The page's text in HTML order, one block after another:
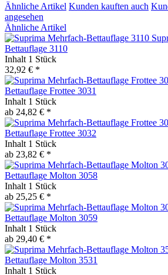
Ähnliche Artikel Kunden kauften auch
angesehen
Ähnliche Artikel
Bettauflage 3110
Inhalt 1 Stück
32,92 € *
Bettauflage Frottee 3031
Inhalt 1 Stück
ab 24,82 € *
Bettauflage Frottee 3032
Inhalt 1 Stück
ab 23,82 € *
Bettauflage Molton 3058
Inhalt 1 Stück
ab 25,25 € *
Bettauflage Molton 3059
Inhalt 1 Stück
ab 29,40 € *
Bettauflage Molton 3531
Inhalt 1 Stück